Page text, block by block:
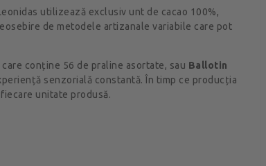
utilizează exclusiv unt de cacao 100%,
de metodele artizanale variabile care pot
care conține 56 de praline asortate, sau Ballotin
senzorială constantă. În timp ce producția
unitate produsă.